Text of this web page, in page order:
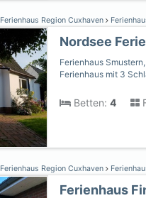
Ferienhaus Region Cuxhaven
Nordsee
Ferienhaus
Ferienhaus mit 3
Betten: 4
Ferienhaus Region Cuxhaven
Ferienhaus